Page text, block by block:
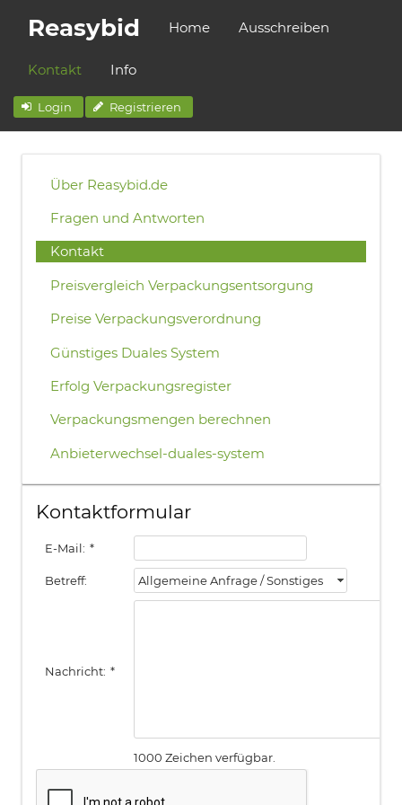
Reasybid Home Ausschreiben
Kontakt Info
Login Registrieren
Über Reasybid.de
Fragen und Antworten
Kontakt
Preisvergleich Verpackungsentsorgung
Preise Verpackungsverordnung
Günstiges Duales System
Erfolg Verpackungsregister
Verpackungsmengen berechnen
Anbieterwechsel-duales-system
Kontaktformular
E-Mail: *
Betreff: Allgemeine Anfrage / Sonstiges
Nachricht: *
1000 Zeichen verfügbar.